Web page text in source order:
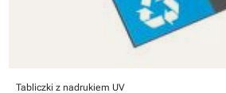
Tabliczki z nadrukiem UV